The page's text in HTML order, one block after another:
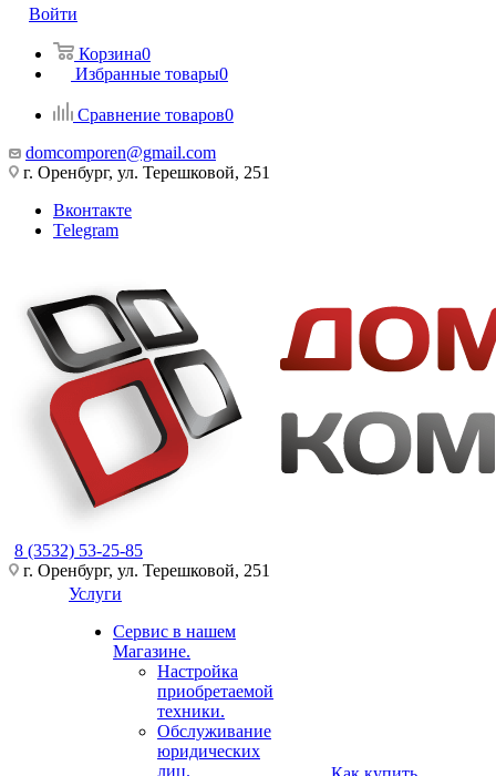
Войти
Корзина0
Избранные товары0
Сравнение товаров0
domcomporen@gmail.com
г. Оренбург, ул. Терешковой, 251
Вконтакте
Telegram
8 (3532) 53-25-85
г. Оренбург, ул. Терешковой, 251
Услуги
Сервис в нашем
Магазине.
Настройка
приобретаемой
техники.
Обслуживание
юридических
лиц.